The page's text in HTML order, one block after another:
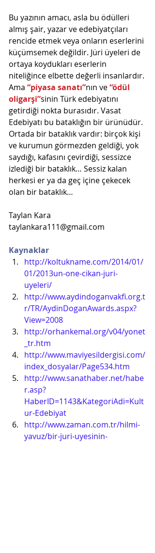
Bu yazının amacı, asla bu ödülleri
almış şair, yazar ve edebiyatçıları
rencide etmek veya onların eserlerini
küçümsemek değildir. Jüri üyeleri de
ortaya koydukları eserlerin
niteliğince elbette değerli insanlardır.
Ama “piyasa sanatı”nın ve “ödül
oligarşi”sinin Türk edebiyatını
getirdiği nokta burasıdır. Vasat
Edebiyatı bu bataklığın bir ürünüdür.
Ortada bir bataklık vardır: birçok kişi
ve kurumun görmezden geldiği, yok
saydığı, kafasını çevirdiği, sessizce
izlediği bir bataklık… Sessiz kalan
herkesi er ya da geç içine çekecek
olan bir bataklık…
Taylan Kara
taylankara111@gmail.com
Kaynaklar
http://koltukname.com/2014/01/
01/2013un-one-cikan-juri-
uyeleri/
http://www.aydindoganvakfi.org.t
r/TR/AydinDoganAwards.aspx?
View=2008
http://orhankemal.org/v04/yonet
_tr.htm
http://www.maviyesildergisi.com/
index_dosyalar/Page534.htm
http://www.sanathaber.net/habe
r.asp?
HaberID=1143&KategoriAdi=Kult
ur-Edebiyat
http://www.zaman.com.tr/hilmi-
yavuz/bir-juri-uyesinin-